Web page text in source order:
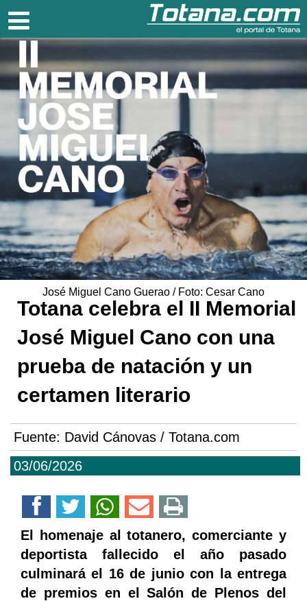
Totana.com
03/06/2026
Totana celebra el II Memorial
José Miguel Cano con una
prueba de natación y un
certamen literario
Fuente: David Cánovas / Totana.com
El homenaje al totanero, comerciante y
deportista fallecido el año pasado
culminará el 16 de junio con la entrega
de premios en el Salón de Plenos del
José Miguel Cano Guerao / Foto: Cesar Cano